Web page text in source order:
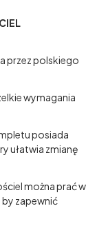
przez polskiego
wymagania
posiada
ułatwia zmianę
można prać w
zapewnić